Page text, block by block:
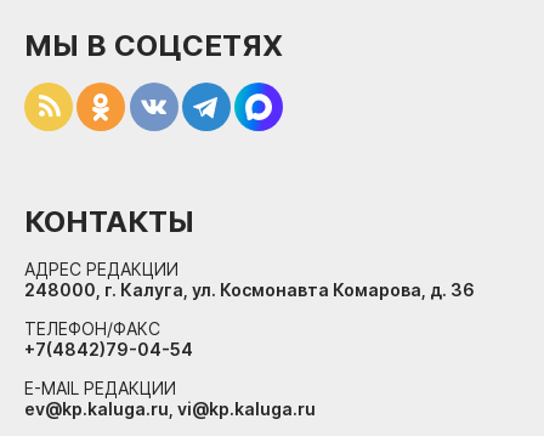
МЫ В СОЦСЕТЯХ
КОНТАКТЫ
АДРЕС РЕДАКЦИИ
248000, г. Калуга, ул. Космонавта Комарова, д. 36
ТЕЛЕФОН/ФАКС
+7(4842)79-04-54
E-MAIL РЕДАКЦИИ
ev@kp.kaluga.ru, vi@kp.kaluga.ru